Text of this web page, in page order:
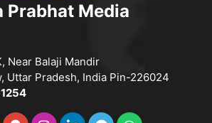
Prabhat Media
Near Balaji Mandir
Uttar Pradesh, India Pin-226024